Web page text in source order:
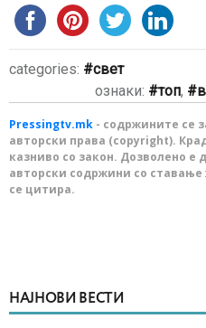
categories:
свет
ознаки:
топ,
Pressingtv.mk - содржините се
авторски права (copyright).
казниво со закон. Дозволено е
авторски содржини со ставање
се цитира.
НАЈНОВИ ВЕСТИ